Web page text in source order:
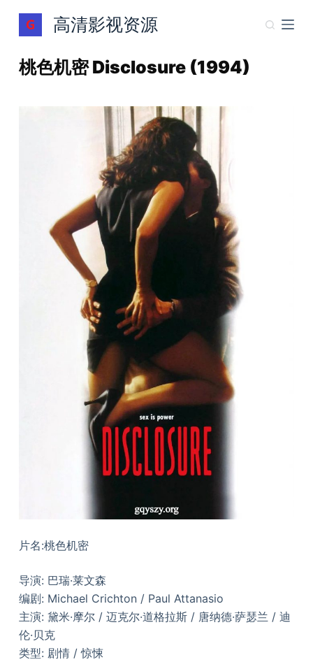
跳
过
容
高清影视资源
桃色机密 Disclosure (1994)
片名:桃色机密
导演: 巴瑞·莱文森
编剧: Michael Crichton / Paul Attanasio
主演: 黛米·摩尔 / 迈克尔·道格拉斯 / 唐纳德·萨瑟兰 / 迪
伦·贝克
类型: 剧情 / 惊悚